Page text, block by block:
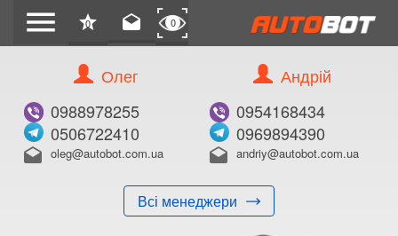
menu star
0 drafts 0
Олег
0988978255
0506722410
drafts oleg@autobot.com.ua
Всі менеджери
Андрій
0954168434
0969894390
drafts andriy@autobot.com.ua
КУПИТИ